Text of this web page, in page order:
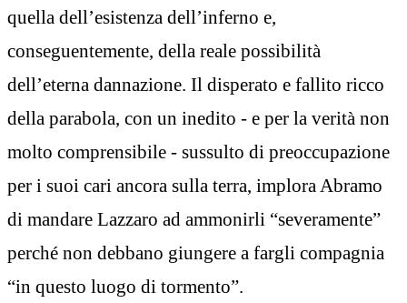
quella dell’esistenza dell’inferno e,
conseguentemente, della reale possibilità
dell’eterna dannazione. Il disperato e fallito ricco
della parabola, con un inedito - e per la verità non
molto comprensibile - sussulto di preoccupazione
per i suoi cari ancora sulla terra, implora Abramo
di mandare Lazzaro ad ammonirli “severamente”
perché non debbano giungere a fargli compagnia
“in questo luogo di tormento”.